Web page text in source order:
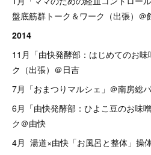
盤底筋群トーク＆ワーク（出張）＠
2014
11月「由快発酵部：はじめてのお
ク（出張）＠日吉
7月「おまつりマルシェ」＠南房総
6月「由快発酵部：ひよこ豆のお味
ク＠由快
4月 湯道×由快「お風呂と整体」操